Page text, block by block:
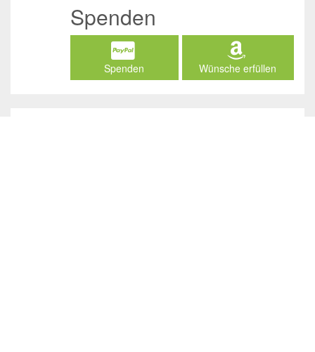
Spenden
Spenden Wünsche erfüllen